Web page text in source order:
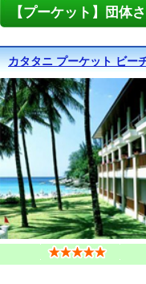
【プーケット】団体
カタタニ プーケット ビー